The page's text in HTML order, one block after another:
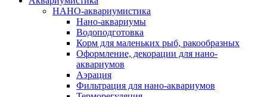
НАНО-аквариумистика
Нано-аквариумы
Водоподготовка
Корм для маленьких рыб, ракообразных
Оформление, декорации для нано-
аквариумов
Аэрация
Фильтрация для нано-аквариумов